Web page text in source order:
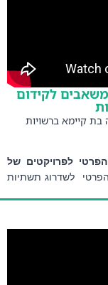
לקידום
ברשויות
אופן רתימת המגזר הפרטי לפרויקטים של
: אופן השותפות עם המגזר הפרטי  לשדרוג תשתיות